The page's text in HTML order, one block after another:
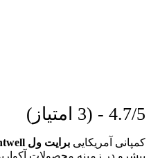
4.7/5 - (3 امتیاز)
کمپانی آمریکایی برایت ول Brightwell